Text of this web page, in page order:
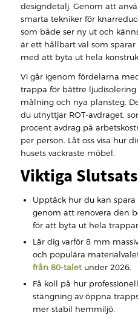
designdetalj. Genom att
smarta tekniker för
som både ser ny ut och
är ett hållbart val som
med att byta ut hela
Vi går igenom fördelarna
trappa för bättre
målning och nya plansteg.
du utnyttjar ROT-avdraget,
procent avdrag på
per person. Låt oss visa hur
husets vackraste möbel.
Viktiga
Upptäck hur du kan
genom att renovera den
för att byta ut hela
Lär dig varför 8 mm
och populära
från 80-taletunder 2026.
Få koll på hur
stängning av öppna
mer stabil hemmiljö.